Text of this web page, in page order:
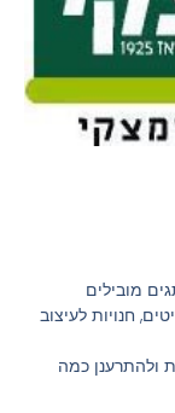
מובילים
חנויות לעיצוב
ולהתרענן כמה